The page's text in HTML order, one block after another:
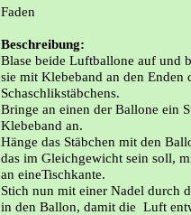
Faden
Beschreibung:
Blase beide Luftballone auf und
sie mit Klebeband an den Enden
Schaschlikstäbchens.
Bringe an einen der Ballone ein
Klebeband an.
Hänge das Stäbchen mit den
das im Gleichgewicht sein soll,
an eineTischkante.
Stich nun mit einer Nadel durch
in den Ballon, damit die Luft